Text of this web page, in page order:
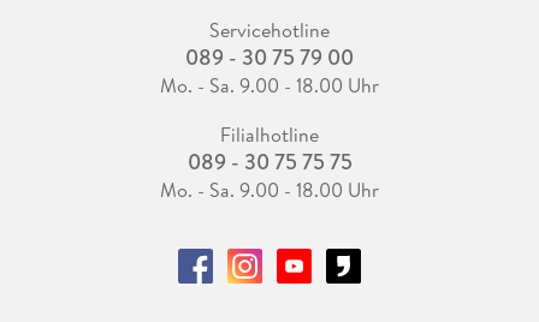
Servicehotline
089 - 30 75 79 00
Mo. - Sa. 9.00 - 18.00 Uhr
Filialhotline
089 - 30 75 75 75
Mo. - Sa. 9.00 - 18.00 Uhr